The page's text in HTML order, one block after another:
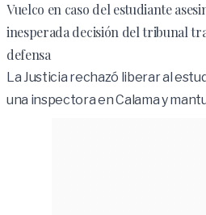
Vuelco en caso del estudiante
inesperada decisión del tribunal
defensa
La Justicia rechazó liberar al
una inspectora en Calama y